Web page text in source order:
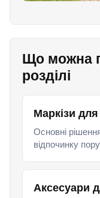
Що можна
розділі
Маркізи
Основні
відпочинку
Аксесуари